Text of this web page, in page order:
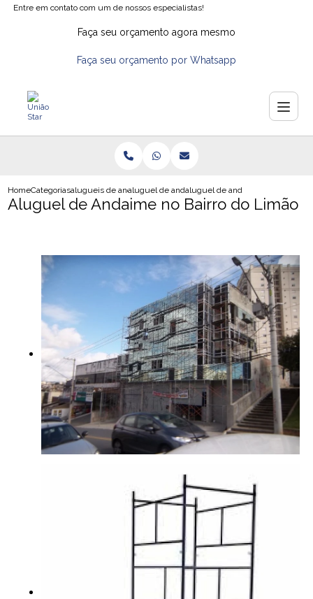
Entre em contato com um de nossos especialistas!
Faça seu orçamento agora mesmo
Faça seu orçamento por Whatsapp
HomeCategoriasalugueis de andaimesaluguel de andaimes na zona norte
aluguel de andaime no bairro do
Aluguel de Andaime no Bairro do Limão